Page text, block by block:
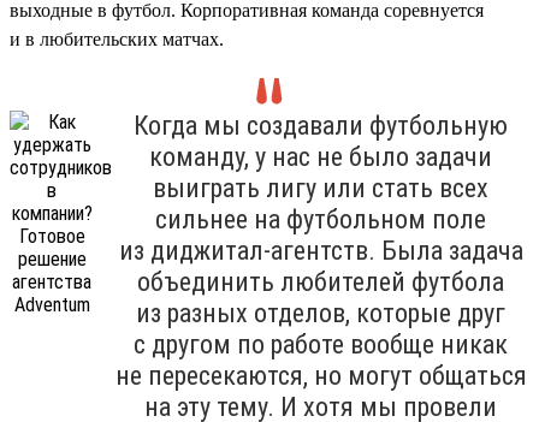
выходные в футбол. Корпоративная команда соревнуется
и в любительских матчах.
Когда мы создавали футбольную
команду, у нас не было задачи
выиграть лигу или стать всех
сильнее на футбольном поле
из диджитал-агентств. Была задача
объединить любителей футбола
из разных отделов, которые друг
с другом по работе вообще никак
не пересекаются, но могут общаться
на эту тему. И хотя мы провели